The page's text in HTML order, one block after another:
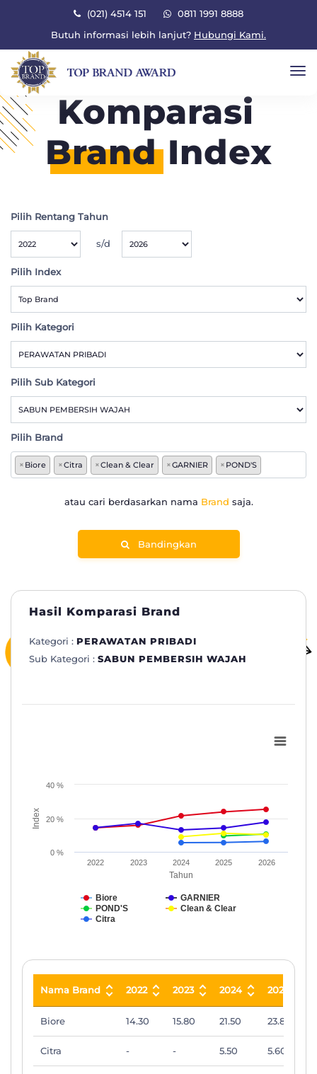
(021) 4514 151
0811 1991 8888
Butuh informasi lebih lanjut? Hubungi Kami.
Komparasi
Brand Index
Pilih Rentang Tahun
s/d
Pilih Index
Pilih Kategori
Pilih Sub Kategori
Pilih Brand
× Biore ×Citra ×Clean & Clear ×GARNIER × POND'S
atau cari berdasarkan nama Brand saja.
Bandingkan
Hasil Komparasi Brand
Kategori : PERAWATAN PRIBADI
Sub Kategori : SABUN PEMBERSIH WAJAH
View as data table, Subkategori: SABUN PEMBERSIH WAJAH
The chart has 1 X axis displaying Tahun.
The chart has 1 Y axis displaying Index. Data ranges from 5.5
Tahun
Index
Biore
GARNIER
POND'S
Clean & Clear
Citra
2022 2023 2024 2025 2026
0 %
20 %
40 %
Nama Brand 2022 2023 2024 2025
Nama Brand 2022 2023 2024 2025
Biore 14.30 15.80 21.50 23.80
Citra - - 5.50 5.60